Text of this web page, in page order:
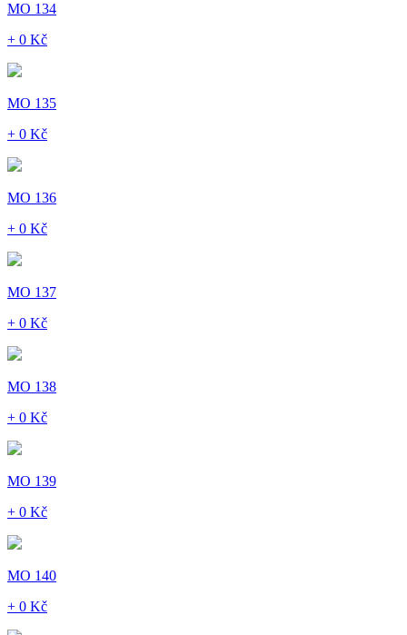
MO 134
+ 0 Kč
MO 135
+ 0 Kč
MO 136
+ 0 Kč
MO 137
+ 0 Kč
MO 138
+ 0 Kč
MO 139
+ 0 Kč
MO 140
+ 0 Kč